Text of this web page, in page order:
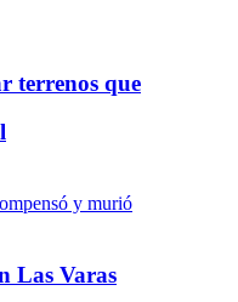
terrenos que
Las Varas